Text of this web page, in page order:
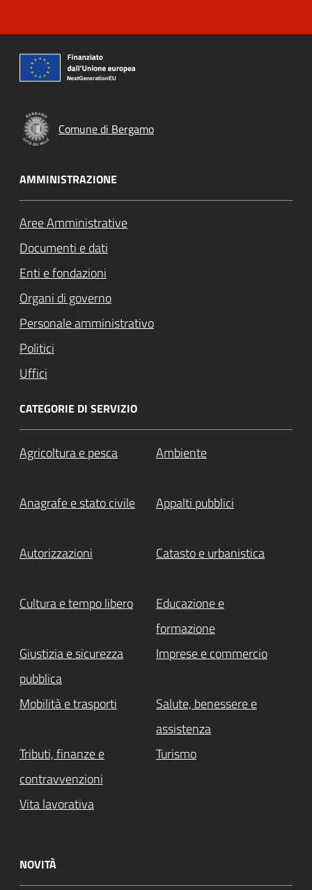
Comune di Bergamo
AMMINISTRAZIONE
Aree Amministrative
Documenti e dati
Enti e fondazioni
Organi di governo
Personale amministrativo
Politici
Uffici
CATEGORIE DI SERVIZIO
Agricoltura e pesca Ambiente
Anagrafe e stato civile Appalti pubblici
Autorizzazioni Catasto e urbanistica
Cultura e tempo libero
Educazione e
formazione
Giustizia e sicurezza
pubblica
Imprese e commercio
Mobilità e trasporti
Salute, benessere e
assistenza
Tributi, finanze e
contravvenzioni
Turismo
Vita lavorativa
NOVITÀ